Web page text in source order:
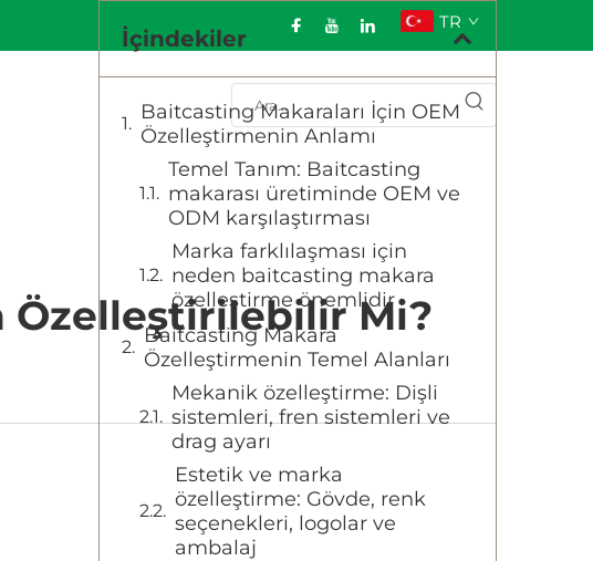
TR
Özelleştirilebilir Mi?
İçindekiler
Baitcasting Makaraları İçin OEM
Özelleştirmenin Anlamı
Temel Tanım: Baitcasting
makarası üretiminde OEM ve
ODM karşılaştırması
Marka farklılaşması için
neden baitcasting makara
özelleştirme önemlidir
Baitcasting Makara
Özelleştirmenin Temel Alanları
Mekanik özelleştirme: Dişli
sistemleri, fren sistemleri ve
drag ayarı
Estetik ve marka
özelleştirme: Gövde, renk
seçenekleri, logolar ve
ambalaj